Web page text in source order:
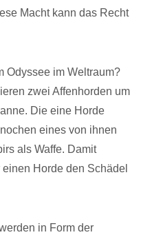
Macht kann das Recht
Odyssee im Weltraum?
zwei Affenhorden um
Die eine Horde
eines von ihnen
als Waffe. Damit
Horde den Schädel
in Form der